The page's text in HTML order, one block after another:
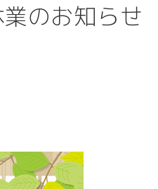
のお知らせ